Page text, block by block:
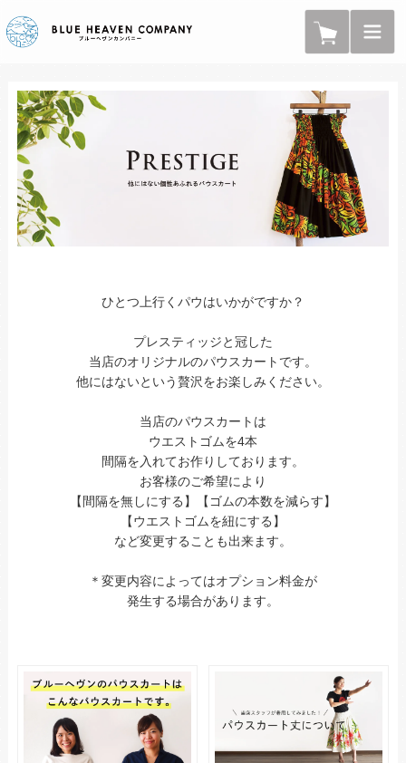
ひとつ上行くパウはいかがですか？
プレスティッジと冠した
当店のオリジナルのパウスカートです。
他にはないという贅沢をお楽しみください。
当店のパウスカートは
ウエストゴムを4本
間隔を入れてお作りしております。
お客様のご希望により
【間隔を無しにする】【ゴムの本数を減らす】
【ウエストゴムを紐にする】
など変更することも出来ます。
＊変更内容によってはオプション料金が
発生する場合があります。